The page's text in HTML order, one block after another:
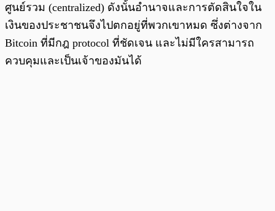
ศูนย์รวม (centralized) ดังนั้นอำนาจและการตัดสินใจใน
เงินของประชาชนจึงไปตกอยู่ที่พวกเขาหมด ซึ่งต่างจาก
Bitcoin ที่มีกฎ protocol ที่ชัดเจน และไม่มีใครสามารถ
ควบคุมและเป็นเจ้าของมันได้